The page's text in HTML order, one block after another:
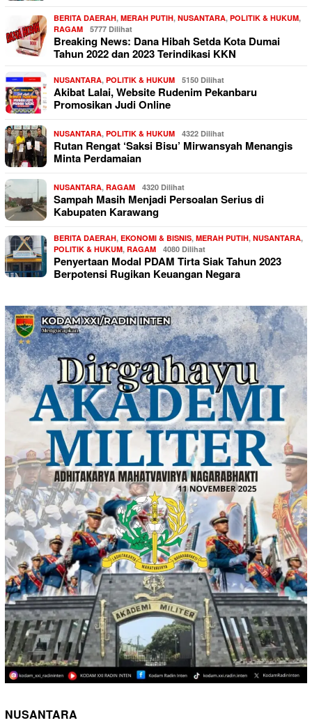
BERITA DAERAH, MERAH PUTIH, NUSANTARA, POLITIK & HUKUM,
RAGAM
5777 Dilihat
Breaking News: Dana Hibah Setda Kota Dumai
Tahun 2022 dan 2023 Terindikasi KKN
NUSANTARA, POLITIK & HUKUM 5150 Dilihat
Akibat Lalai, Website Rudenim Pekanbaru
Promosikan Judi Online
NUSANTARA, POLITIK & HUKUM 4322 Dilihat
Rutan Rengat ‘Saksi Bisu’ Mirwansyah Menangis
Minta Perdamaian
NUSANTARA, RAGAM 4320 Dilihat
Sampah Masih Menjadi Persoalan Serius di
Kabupaten Karawang
BERITA DAERAH, EKONOMI & BISNIS, MERAH PUTIH, NUSANTARA,
POLITIK & HUKUM, RAGAM 4080 Dilihat
Penyertaan Modal PDAM Tirta Siak Tahun 2023
Berpotensi Rugikan Keuangan Negara
NUSANTARA